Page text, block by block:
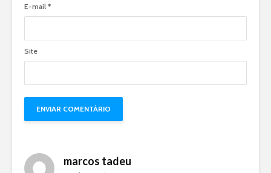
E-mail *
Site
marcos tadeu